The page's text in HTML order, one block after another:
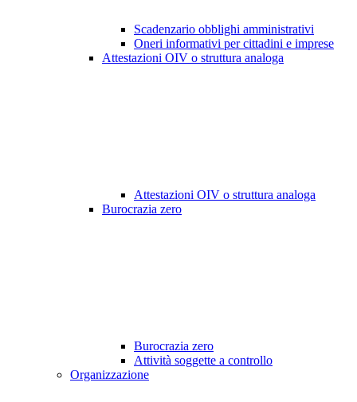
Scadenzario obblighi amministrativi
Oneri informativi per cittadini e imprese
Attestazioni OIV o struttura analoga
Attestazioni OIV o struttura analoga
Burocrazia zero
Burocrazia zero
Attività soggette a controllo
Organizzazione